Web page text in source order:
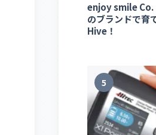
enjoy smile
のブランドで育
Hive！
5